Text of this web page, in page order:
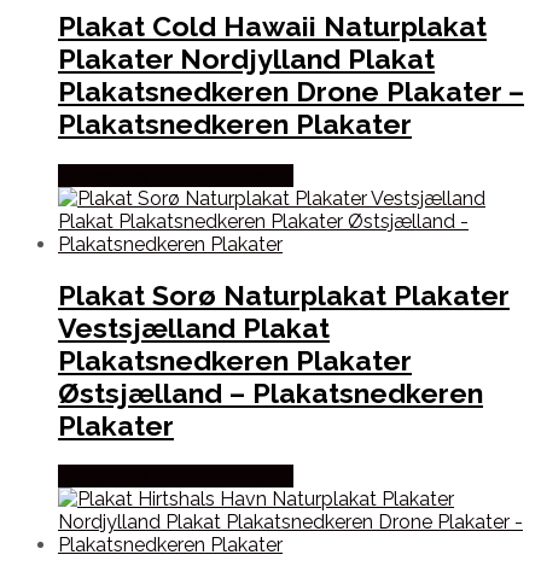
Plakat Cold Hawaii Naturplakat
Plakater Nordjylland Plakat
Plakatsnedkeren Drone Plakater –
Plakatsnedkeren Plakater
Plakat Sorø Naturplakat Plakater
Vestsjælland Plakat
Plakatsnedkeren Plakater
Østsjælland – Plakatsnedkeren
Plakater